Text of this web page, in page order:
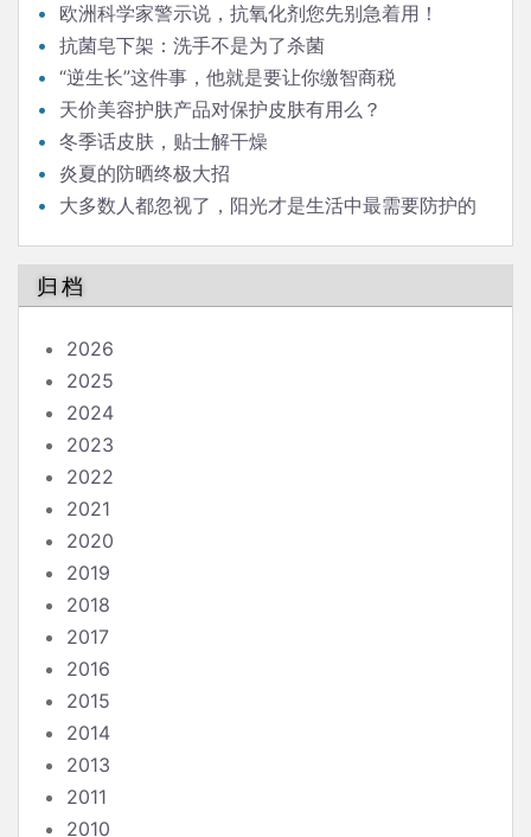
有孕妇婴儿食用的叫”葆婴”的一系列食品药品。靠谱
吗？
欧洲科学家警示说，抗氧化剂您先别急着用！
抗菌皂下架：洗手不是为了杀菌
“逆生长”这件事，他就是要让你缴智商税
天价美容护肤产品对保护皮肤有用么？
冬季话皮肤，贴士解干燥
炎夏的防晒终极大招
大多数人都忽视了，阳光才是生活中最需要防护的
归档
2026
2025
2024
2023
2022
2021
2020
2019
2018
2017
2016
2015
2014
2013
2011
2010